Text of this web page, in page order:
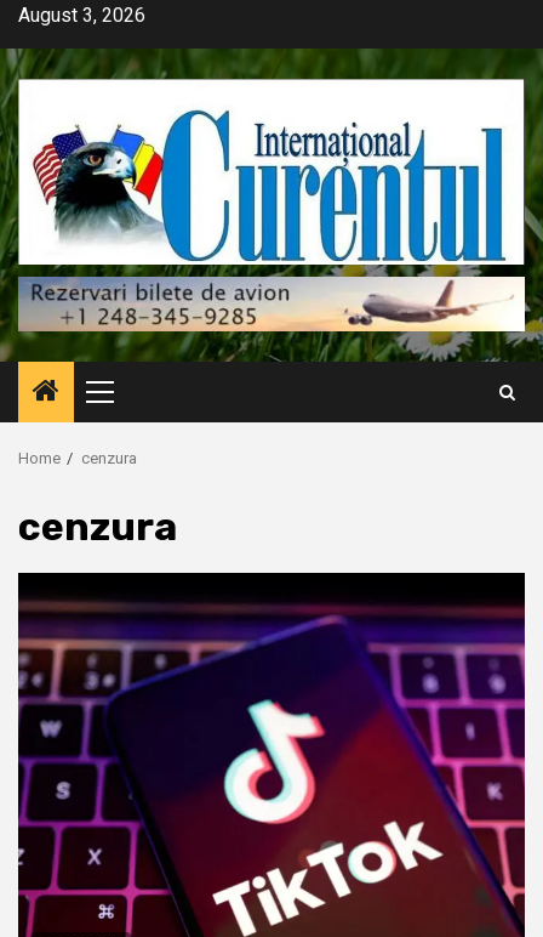
Skip
content
August 3, 2026
Primary
Menu
Home cenzura
cenzura